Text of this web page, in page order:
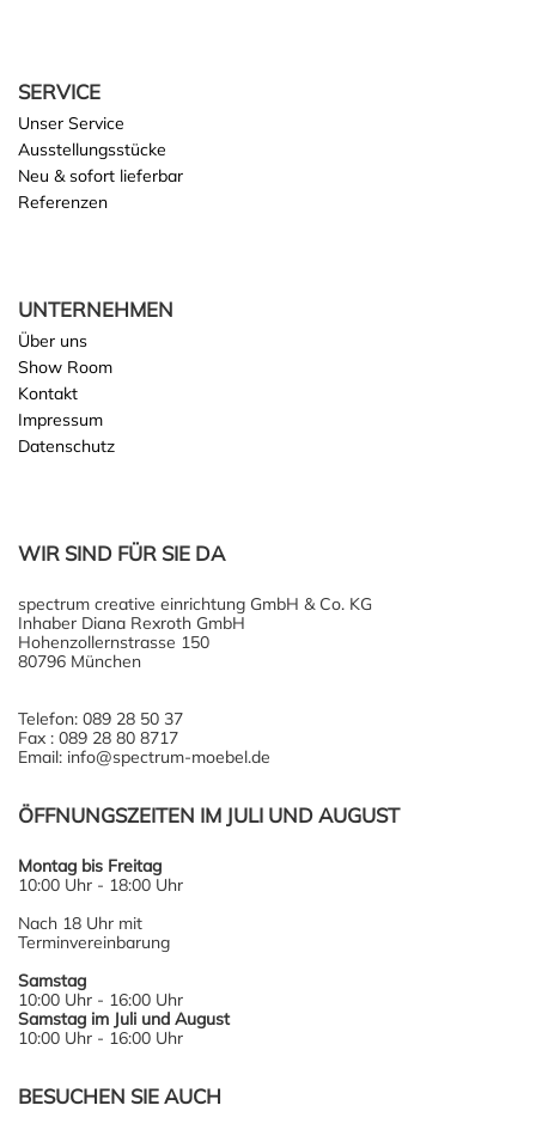
SERVICE
Unser Service
Ausstellungsstücke
Neu & sofort lieferbar
Referenzen
UNTERNEHMEN
Über uns
Show Room
Kontakt
Impressum
Datenschutz
WIR SIND FÜR SIE DA
spectrum creative einrichtung GmbH & Co. KG
Inhaber Diana Rexroth GmbH
Hohenzollernstrasse 150
80796 München
Telefon: 089 28 50 37
Fax : 089 28 80 8717
Email: info@spectrum-moebel.de
ÖFFNUNGSZEITEN IM JULI UND AUGUST
Montag bis Freitag
10:00 Uhr - 18:00 Uhr
Nach 18 Uhr mit
Terminvereinbarung
Samstag
10:00 Uhr - 16:00 Uhr
Samstag im Juli und August
10:00 Uhr - 16:00 Uhr
BESUCHEN SIE AUCH